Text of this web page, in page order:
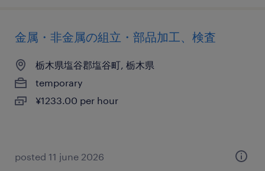
金属・非金属の組立・部品加工、検査
栃木県塩谷郡塩谷町, 栃木県
temporary
¥1233.00 per hour
posted 11 june 2026